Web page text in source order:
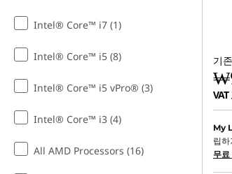
미
니
Intel® Core™ i7 (1)
Intel® Core™ i5 (8)
Intel® Core™ i5 vPro® (3)
Intel® Core™ i3 (4)
All AMD Processors (16)
기
VAT
My
립하
무